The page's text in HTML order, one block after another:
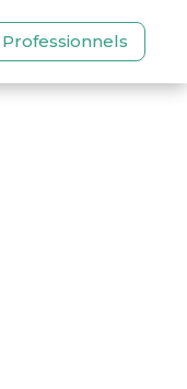
Professionnels